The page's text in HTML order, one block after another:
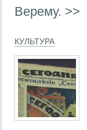
Верему. >>
КУЛЬТУРА